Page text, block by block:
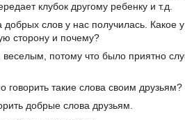
клубок другому ребенку и т.д.
слов у нас получилась. Какое
сторону и почему?
потому что было приятно
такие слова своим друзьям?
добрые слова друзьям.